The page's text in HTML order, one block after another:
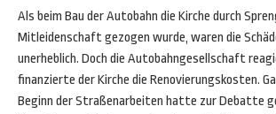
Als beim Bau der Autobahn die Kirche durch
Mitleidenschaft gezogen wurde, waren die
unerheblich. Doch die Autobahngesellschaft
finanzierte der Kirche die Renovierungskosten.
Beginn der Straßenarbeiten hatte zur Debatte